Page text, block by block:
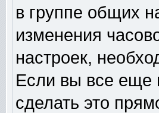
в группе общих
изменения
настроек,
Если вы все еще
сделать это